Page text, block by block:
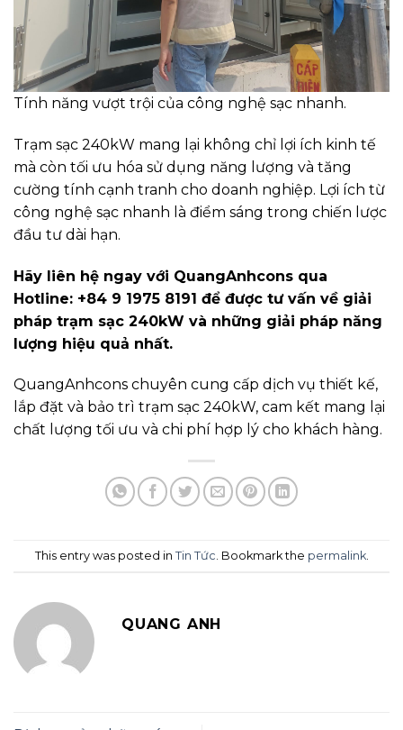
Tính năng vượt trội của công nghệ sạc nhanh.
Trạm sạc 240kW mang lại không chỉ lợi ích kinh tế
mà còn tối ưu hóa sử dụng năng lượng và tăng
cường tính cạnh tranh cho doanh nghiệp. Lợi ích từ
công nghệ sạc nhanh là điểm sáng trong chiến lược
đầu tư dài hạn.
Hãy liên hệ ngay với QuangAnhcons qua
Hotline: +84 9 1975 8191 để được tư vấn về giải
pháp trạm sạc 240kW và những giải pháp năng
lượng hiệu quả nhất.
QuangAnhcons chuyên cung cấp dịch vụ thiết kế,
lắp đặt và bảo trì trạm sạc 240kW, cam kết mang lại
chất lượng tối ưu và chi phí hợp lý cho khách hàng.
This entry was posted in Tin Tức . Bookmark the permalink.
QUANG ANH